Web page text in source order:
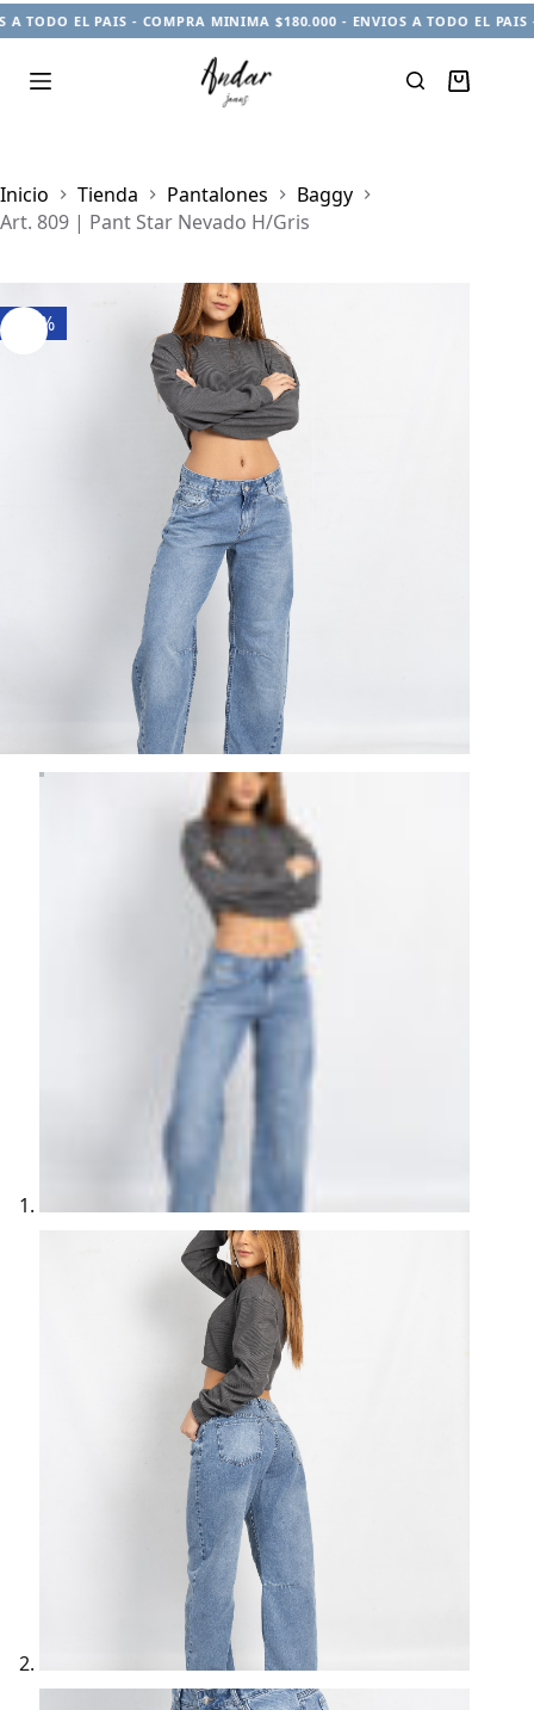
EL PAIS - COMPRA MINIMA $180.000 - ENVIOS A TODO EL PAIS -
Carro
Inicio
Tienda Pantalones
Baggy
Art. 809 | Pant Star Nevado H/Gris
-22%